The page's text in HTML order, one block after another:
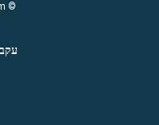
© Ticket-Compare.com